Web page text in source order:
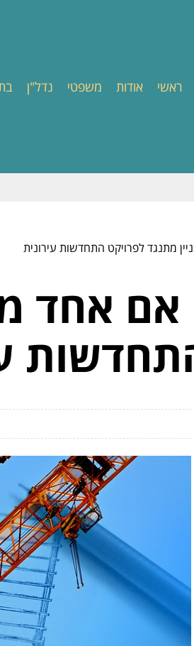
ראשי אודות משפטי נדל"ן
מתנגד לפרויקט התחדשות עירונית
אחד